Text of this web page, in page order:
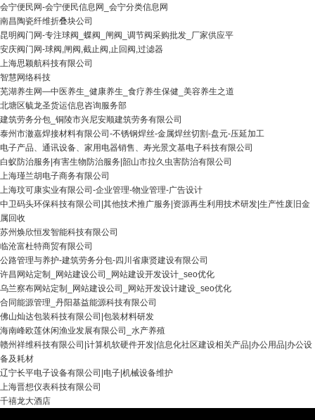
会宁便民网-会宁便民信息网_会宁分类信息网
南昌陶瓷纤维折叠块公司
昆明阀门网-专注球阀_蝶阀_闸阀_调节阀采购批发_厂家供应平
安庆阀门网-球阀,闸阀,截止阀,止回阀,过滤器
上海思颖航科技有限公司
智慧网络科技
芜湖养生网—中医养生_健康养生_食疗养生保健_美容养生之道
北塘区毓龙圣货运信息咨询服务部
建筑劳务分包_铜陵市兴尼安顺建筑劳务有限公司
泰州市澈嘉焊接材料有限公司-不锈钢焊丝-金属焊丝切割-盘元-压延加工
电子产品、通讯设备、家用电器销售、寿光景文基电子科技有限公司
白蚁防治服务|有害生物防治服务|韶山市拉久虫害防治有限公司
上海瑾兰胡电子商务有限公司
上海玟可康实业有限公司-企业管理-物业管理-广告设计
中卫码头环保科技有限公司|其他技术推广服务|资源再生利用技术研发|生产性废旧金
属回收
苏州焕欣恒发智能科技有限公司
临沧富杜特商贸有限公司
公路管理与养护-建筑劳务分包-四川省康贤建设有限公司
许昌网站定制_网站建设公司_网站建设开发设计_seo优化
乌兰察布网站定制_网站建设公司_网站开发设计建设_seo优化
合同能源管理_丹阳基益能源科技有限公司
佛山灿达包装科技有限公司|包装材料研发
海南峰欧莲休闲渔业发展有限公司_水产养殖
赣州祥维科技有限公司|计算机软硬件开发|信息化社区建设相关产品|办公用品|办公设
备及耗材
辽宁长平电子设备有限公司|电子|机械设备维护
上海晋想仪表科技有限公司
千禧龙大酒店